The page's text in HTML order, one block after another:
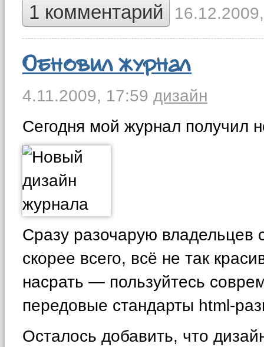
1 комментарий
Обновил журнал
4.11.2009, 17:59 дизайн
Сегодня мой журнал получил
Сразу разочарую владельцев
скорее всего, всё не так
насрать — пользуйтесь
передовые стандарты html-
Осталось добавить, что